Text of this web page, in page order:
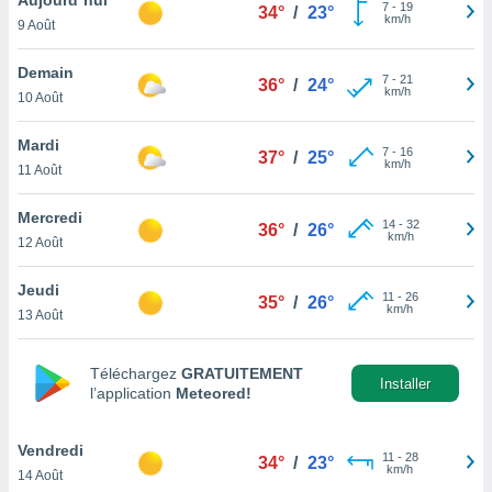
et
»,
au
vous
qu'ils
ou
le
ainsi
un
la
du
9 Août
34° / 23° 7- 19
km/h
Demain
10 Août
36° / 24° 7- 21
km/h
Mardi
11 Août
37° / 25° 7- 16
km/h
Mercredi
12 Août
36° / 26° 14- 32
km/h
Jeudi
13 Août
35° / 26° 11 - 26
km/h
Téléchargez GRATUITEMENT
l’application Meteored!
Installer
Vendredi
14 Août
34° / 23° 11 - 28
km/h